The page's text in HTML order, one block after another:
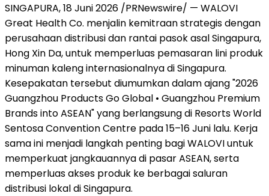
SINGAPURA, 18 Juni 2026 /PRNewswire/ — WALOVI
Great Health Co. menjalin kemitraan strategis dengan
perusahaan distribusi dan rantai pasok asal Singapura,
Hong Xin Da, untuk memperluas pemasaran lini produk
minuman kaleng internasionalnya di Singapura.
Kesepakatan tersebut diumumkan dalam ajang "2026
Guangzhou Products Go Global • Guangzhou Premium
Brands into ASEAN" yang berlangsung di Resorts World
Sentosa Convention Centre pada 15–16 Juni lalu. Kerja
sama ini menjadi langkah penting bagi WALOVI untuk
memperkuat jangkauannya di pasar ASEAN, serta
memperluas akses produk ke berbagai saluran
distribusi lokal di Singapura.